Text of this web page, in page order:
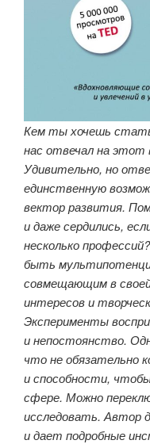
Кем ты хочешь
нас отвечал на этот
Удивительно, но
единственную
вектор развития.
и даже сердились,
несколько
быть
совмещающим в
интересов и
Эксперименты
и непостоянство.
что не обязательно
и способности,
сфере. Можно
исследовать. Автор
и дает подробные